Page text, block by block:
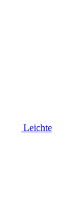
Leichte